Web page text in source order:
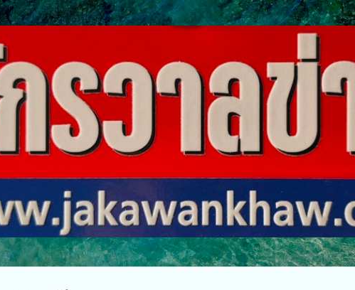
ข้ามไปที่เนื้อหาหลัก